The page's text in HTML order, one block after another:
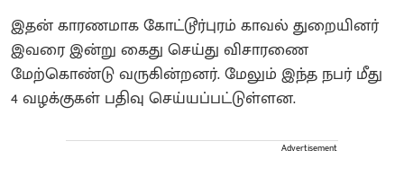
இதன் காரணமாக கோட்டூர்புரம் காவல் துறையினர்
இவரை இன்று கைது செய்து விசாரணை
மேற்கொண்டு வருகின்றனர். மேலும் இந்த நபர் மீது
4 வழக்குகள் பதிவு செய்யப்பட்டுள்ளன.
Advertisement